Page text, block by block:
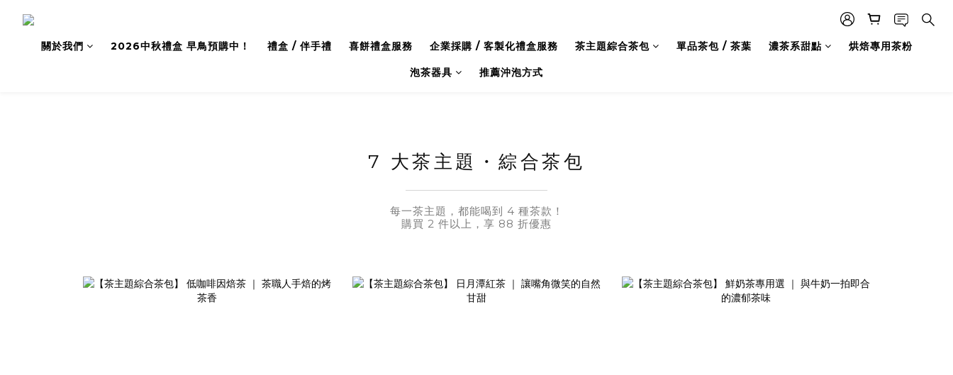
關於我們 2026中秋禮盒 早鳥預購中！ 禮盒 / 伴手禮 喜餅禮盒服務 企業採購 / 客製化禮盒服務 茶主題綜合茶包 單品茶包 / 茶葉 濃茶系甜點 烘焙專用茶粉
泡茶器具 推薦沖泡方式
7 大茶主題・綜合茶包
每一茶主題，都能喝到 4 種茶款！
購買 2 件以上，享 88 折優惠